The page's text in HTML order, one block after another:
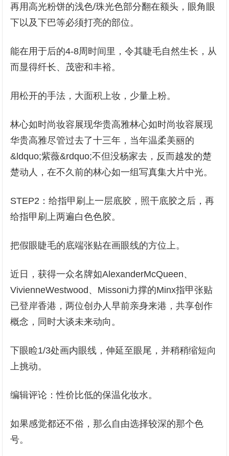
再用高光粉饼的浅色/珠光色部分翻在额头，眼角眼
下以及下巴等必须打亮的部位。
能在用于后的4-8周时间里，令其睫毛自然生长，从
而显得纤长、茂密和丰裕。
用松开的手法，大面积上妆，少量上粉。
林心如时尚妆容展现华贵高雅林心如时尚妆容展现
华贵高雅尽管过去了十三年，当年温柔美丽的
&ldquo;紫薇&rdquo;不但没杨家去，反而越发的楚
楚动人，在不久前的林心如一组写真集大片中光。
STEP2：给指甲刷上一层底胶，照干底胶之后，再
给指甲刷上两遍白色色胶。
把假眼睫毛的底端张贴在画眼线的方位上。
近日，获得一众名牌如AlexanderMcQueen、
VivienneWestwood、Missoni力撑的Minx指甲张贴
已登岸香港，两位创办人早前亲身来港，共享创作
概念，同时大谈未来动向。
下眼睑1/3处画内眼线，伸延至眼尾，并稍稍缩短向
上挑动。
编辑评论：性价比低的保温化妆水。
如果感觉都还不俗，那么自由选择较深的那个色
号。